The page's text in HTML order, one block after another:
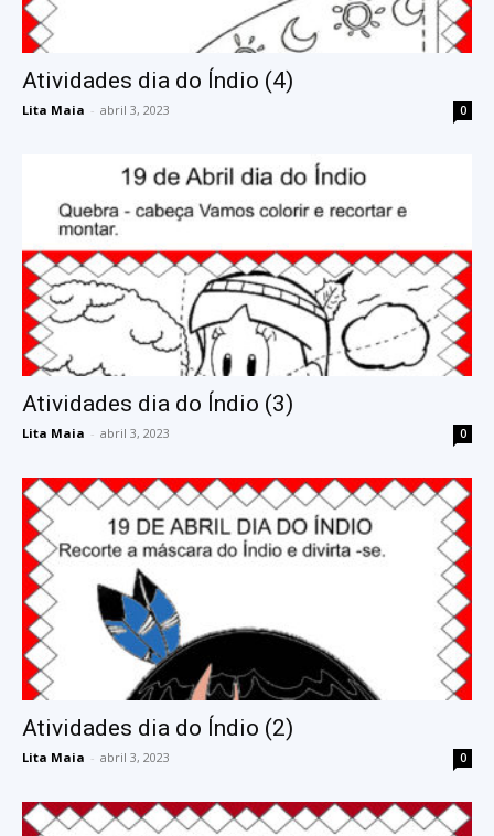
Atividades dia do Índio (4)
Lita Maia - abril 3, 2023 0
Atividades dia do Índio (3)
Lita Maia - abril 3, 2023 0
Atividades dia do Índio (2)
Lita Maia - abril 3, 2023 0